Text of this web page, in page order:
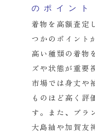
のポイント
着物を高額査定
つかのポイント
高い種類の着物
ズや状態が重要
市場では身丈や
ものほど高く評
す。また、ブラ
大島紬や加賀友